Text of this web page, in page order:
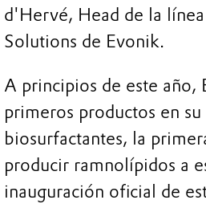
d'Hervé, Head de la
Solutions de Evonik.
A principios de este año,
primeros productos en
biosurfactantes, la
producir ramnolípidos a
inauguración oficial de